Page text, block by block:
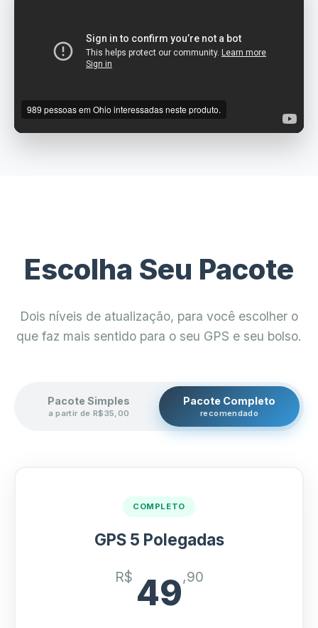
Escolha Seu Pacote
Dois níveis de atualização, para você escolher o
que faz mais sentido para o seu GPS e seu bolso.
Pacote Simples
a partir de R$35,00
Pacote Completo
recomendado
COMPLETO
GPS 5 Polegadas
R$ 49,90